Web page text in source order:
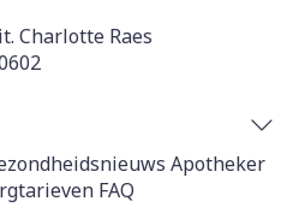
Charlotte Raes
Apotheker
FAQ